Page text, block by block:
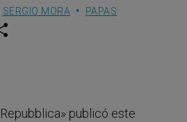
SERGIO MORA PAPAS
publicó este